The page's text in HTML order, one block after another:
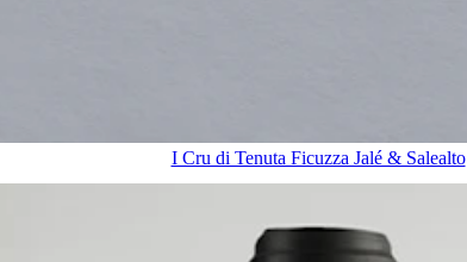
I Cru di Tenuta Ficuzza Jalé & Salealto